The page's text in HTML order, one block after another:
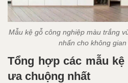
Mẫu kệ gỗ công nghiệp màu trắng
nhấn cho không
Tổng hợp các mẫu
ưa chuộng nhất